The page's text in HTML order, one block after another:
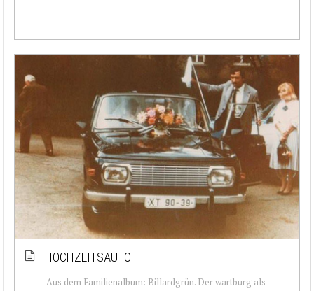
HOCHZEITSAUTO
Aus dem Familienalbum: Billardgrün. Der wartburg als